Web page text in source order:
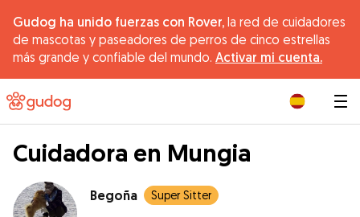
Gudog ha unido fuerzas con Rover, la red de cuidadores
de mascotas y paseadores de perros de cinco estrellas
más grande y confiable del mundo. Activar mi cuenta.
Cuidadora en Mungia
Begoña Super Sitter